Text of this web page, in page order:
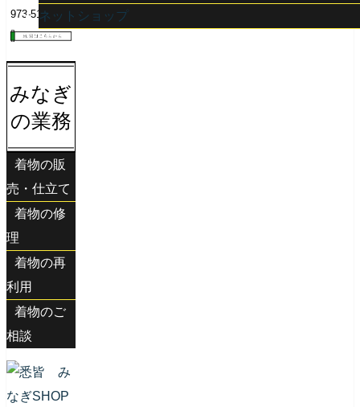
ネットショップ
973-5166
みなぎ
の業務
着物の販
売・仕立て
着物の修
理
着物の再
利用
着物のご
相談